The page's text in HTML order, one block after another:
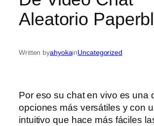
Aleatorio
Written byahyokainUncategorized
Por eso su chat en vivo es una
opciones más versátiles y con
intuitivo que hace más fáciles